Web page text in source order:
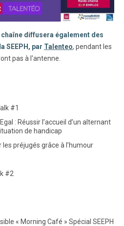
diffusera également des
SEEPH, par Talenteo, pendant les
pas à l'antenne.
#1
: Réussir l’accueil d’un alternant
de handicap
préjugés grâce à l’humour
#2
« Morning Café » Spécial SEEPH